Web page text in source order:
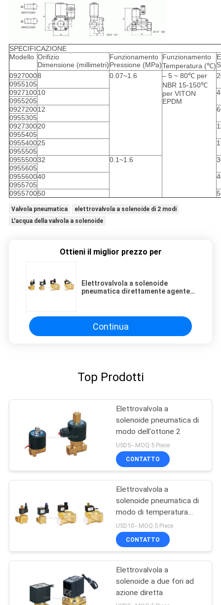
SPECIFICAZIONE
Modello Orifizio
Dimensione (millimetri)
Funzionamento
Pressione (MPa)
Funzionamento
Temperatura (℃)
09270008 0.07~1.6
– 5 ~ 80℃ per
NBR 15-150℃
per VITON
EPDM
0955105
092710010
0955205
092720012
0955305
092730020
0955405
095540025
0955505
095550032 0.1~1.6
0955605
095560040
0955705
095570050
Valvola pneumatica
elettrovalvola a solenoide di 2 modi
L'acqua della valvola a solenoide
Ottieni il miglior prezzo per
Elettrovalvola a solenoide
pneumatica direttamente agente
Continua
Top Prodotti
Elettrovalvola a
solenoide pneumatica di
modo dell'ottone 2
USD5-- MOQ:5 Piece
CONTATTO
Elettrovalvola a
solenoide pneumatica di
modo di temperatura
elevata 2
USD10-- MOQ:5 Piece
CONTATTO
Elettrovalvola a
solenoide a due fori ad
azione diretta